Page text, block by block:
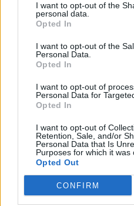
I want to opt-out of the
personal data.
Opted In
I want to opt-out of the
Personal Data.
Opted In
I want to opt-out of
Personal Data for
Opted In
I want to opt-out of
Retention, Sale, and/or
Personal Data that Is
Purposes for which it was
Opted Out
CONFIRM
di VareseNews.it, che rimane
commenti non sono testi giornalistici,
possono essere automaticamente
che includano uno o più link a siti